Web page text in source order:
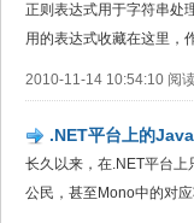
正则表达式用于字符串处
用的表达式收藏在这里，
2010-11-14 10:54:10 阅
.NET平台上的
长久以来，在.NET平台
公民，甚至Mono中的对